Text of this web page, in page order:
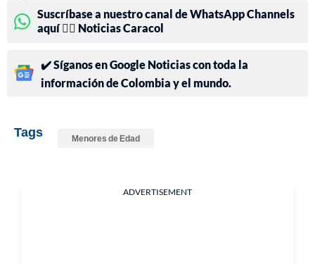
Suscríbase a nuestro canal de WhatsApp Channels
aquí 👉🏻 Noticias Caracol
✔️ Síganos en Google Noticias con toda la
información de Colombia y el mundo.
Tags Menores de Edad
ADVERTISEMENT